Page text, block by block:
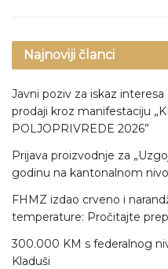
Najnoviji članci
Javni poziv za iskaz
prodaji kroz manifestaciju
POLJOPRIVREDE 2026”
Prijava proizvodnje za
godinu na kantonalnom
FHMZ izdao crveno i
temperature: Pročitajte
300.000 KM s federalnog
Kladuši